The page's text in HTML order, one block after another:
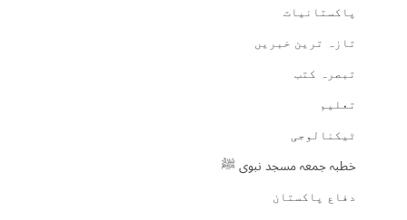
پاکستانیات
تازہ ترین خبریں
تبصرہ کتب
تعلیم
ٹیکنالوجی
خطبہ جمعہ مسجد نبوی ﷺ
دفاع پاکستان